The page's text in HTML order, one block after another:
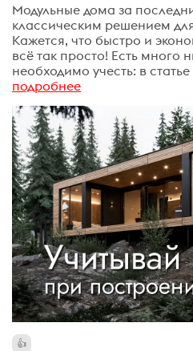
Модульные дома за
классическим решением
Кажется, что быстро и
всё так просто! Есть много
необходимо учесть: в
подробнее